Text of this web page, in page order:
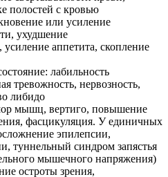
полостей с кровью
или усиление
ухудшение
усиление аппетита, скопление
лабильность
тревожность, нервозность,
либидо
мышц, вертиго, повышение
фасцикуляция. У единичных
эпилепсии,
туннельный синдром запястья
мышечного напряжения)
остроты зрения,